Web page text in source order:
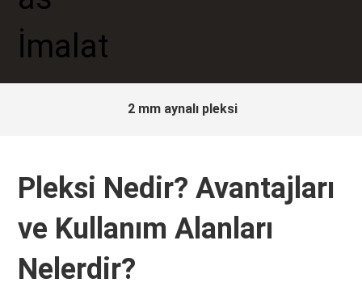
2 mm aynalı pleksi
Pleksi Nedir? Avantajları
ve Kullanım Alanları
Nelerdir?